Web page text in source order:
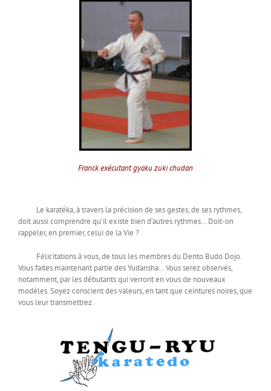
Franck exécutant gyaku zuki chudan
Le karatéka, à travers la précision de ses gestes, de ses rythmes,
doit aussi comprendre qu’il existe bien d’autres rythmes… Doit-on
rappeler, en premier, celui de la Vie ?
Félicitations à vous, de tous les membres du Dento Budo Dojo.
Vous faites maintenant partie des Yudansha… Vous serez observés,
notamment, par les débutants qui verront en vous de nouveaux
modèles. Soyez conscient des valeurs, en tant que ceintures noires, que
vous leur transmettrez.